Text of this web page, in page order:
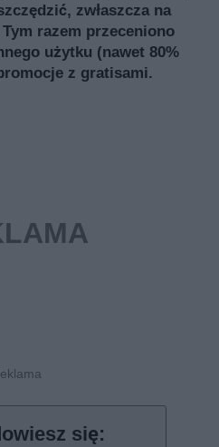
zwłaszcza na
razem przeceniono
użytku (nawet 80%
z gratisami.